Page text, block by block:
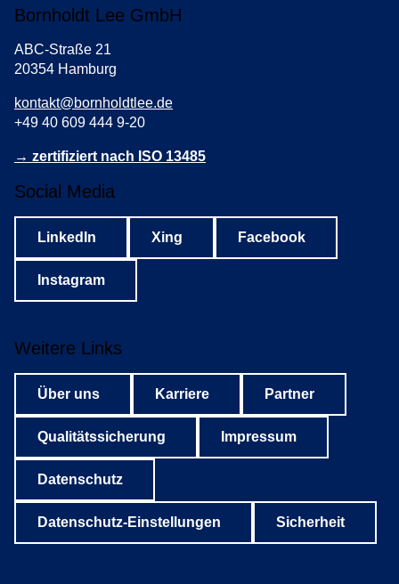
Bornholdt Lee GmbH
ABC-Straße 21
20354 Hamburg
kontakt@bornholdtlee.de
+49 40 609 444 9-20
→ zertifiziert nach ISO 13485
Social Media
LinkedIn Xing Facebook
Instagram
Weitere Links
Über uns Karriere Partner
Qualitätssicherung Impressum
Datenschutz
Datenschutz-Einstellungen Sicherheit